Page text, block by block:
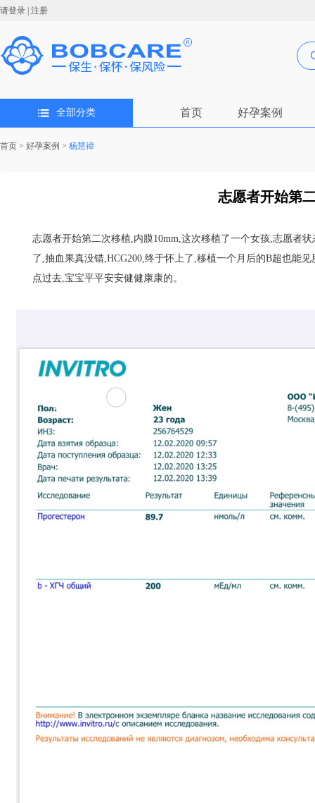
请登录 | 注册
全部分类 首页 好孕案例
首页 > 好孕案例 > 杨慧禕
志愿者开始第
志愿者开始第二次移植,内膜10mm,这次移植了一个女孩,志愿者
了,抽血果真没错,HCG200,终于怀上了,移植一个月后的B超也能
点过去,宝宝平平安安健健康康的。